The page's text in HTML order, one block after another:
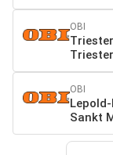
OBI
OBI
Sankt